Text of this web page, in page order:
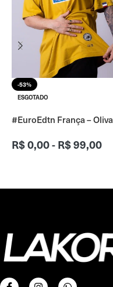
-53%
ESGOTADO
#EuroEdtn França – Oliva
R$0,00-R$99,00